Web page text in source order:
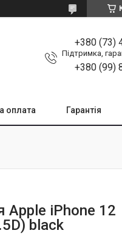
+380 (73)
Підтримка,
+380 (99)
оплата Гарантія
Apple iPhone 12
black